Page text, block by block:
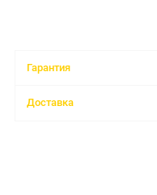
Гарантия
Доставка